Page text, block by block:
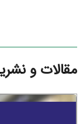
مقالات و